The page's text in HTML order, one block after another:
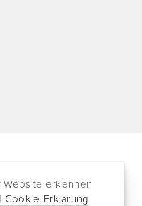
Website erkennen
Cookie-Erklärung